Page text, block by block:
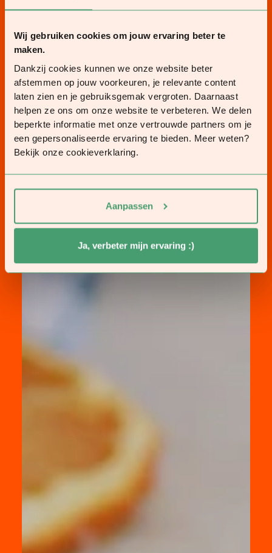
Wij gebruiken cookies om jouw ervaring beter te
maken.
Dankzij cookies kunnen we onze website beter
afstemmen op jouw voorkeuren, je relevante content
laten zien en je gebruiksgemak vergroten. Daarnaast
helpen ze ons om onze website te verbeteren. We delen
beperkte informatie met onze vertrouwde partners om je
een gepersonaliseerde ervaring te bieden. Meer weten?
Bekijk onze cookieverklaring.
Aanpassen
Ja, verbeter mijn ervaring :)